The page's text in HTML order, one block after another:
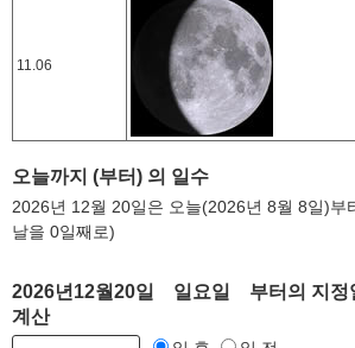
11.06
오늘까지 (부터) 의 일수
2026년 12월 20일은 오늘(2026년 8월 8일)부
날을 0일째로)
2026년12월20일 일요일 부터의 지정
계산